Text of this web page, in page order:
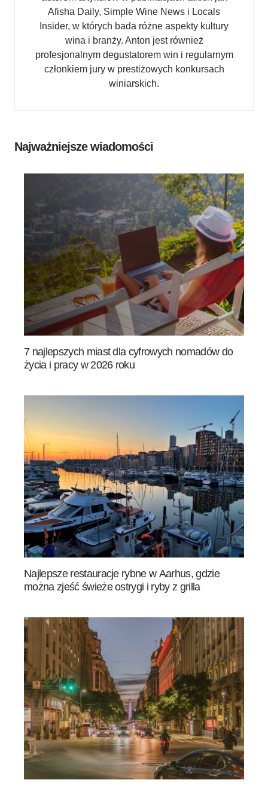
Afisha Daily, Simple Wine News i Locals
Insider, w których bada różne aspekty kultury
wina i branży. Anton jest również
profesjonalnym degustatorem win i regularnym
członkiem jury w prestiżowych konkursach
winiarskich.
Najważniejsze wiadomości
7 najlepszych miast dla cyfrowych nomadów do
życia i pracy w 2026 roku
Najlepsze restauracje rybne w Aarhus, gdzie
można zjeść świeże ostrygi i ryby z grilla